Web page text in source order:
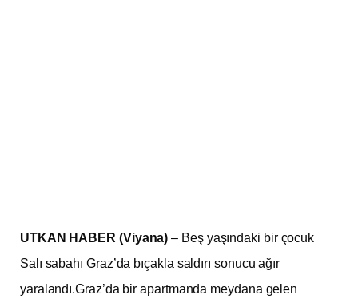
UTKAN HABER (Viyana) – Beş yaşındaki bir çocuk
Salı sabahı Graz’da bıçakla saldırı sonucu ağır
yaralandı.Graz’da bir apartmanda meydana gelen